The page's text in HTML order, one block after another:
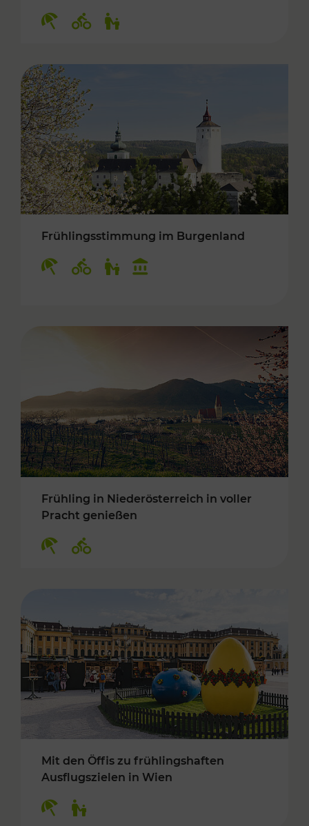
Frühlingsstimmung im Burgenland
Frühling in Niederösterreich in voller
Pracht genießen
Mit den Öffis zu frühlingshaften
Ausflugszielen in Wien